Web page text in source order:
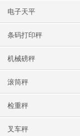
电子天平
条码打印秤
机械磅秤
滚筒秤
检重秤
叉车秤